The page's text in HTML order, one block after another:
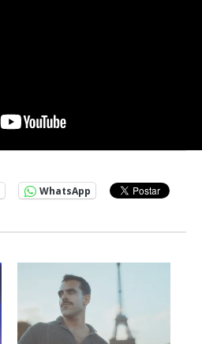
WhatsApp